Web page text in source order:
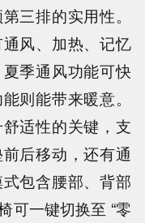
三排的实用性。
风、加热、记忆
季通风功能可快
则能带来暖意。
适性的关键，支
后移动，还有通
包含腰部、背部
可一键切换至 “零